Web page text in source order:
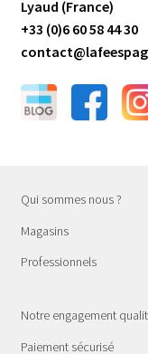
Lyaud (France)
+33 (0)6 60 58 44 30
Qui sommes nous ?
Magasins
Professionnels
Notre engagement
Paiement sécurisé